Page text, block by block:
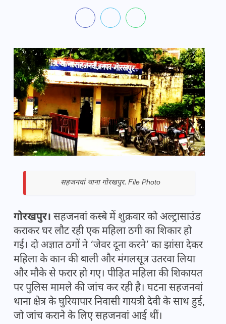
सहजनवां थाना गोरखपुर. File Photo
गोरखपुर। सहजनवां कस्बे में शुक्रवार को अल्ट्रासाउंड
कराकर घर लौट रही एक महिला ठगी का शिकार हो
गई। दो अज्ञात ठगों ने ‘जेवर दूना करने’ का झांसा देकर
महिला के कान की बाली और मंगलसूत्र उतरवा लिया
और मौके से फरार हो गए। पीड़ित महिला की शिकायत
पर पुलिस मामले की जांच कर रही है। घटना सहजनवां
थाना क्षेत्र के घुरियापार निवासी गायत्री देवी के साथ हुई,
जो जांच कराने के लिए सहजनवां आई थीं।